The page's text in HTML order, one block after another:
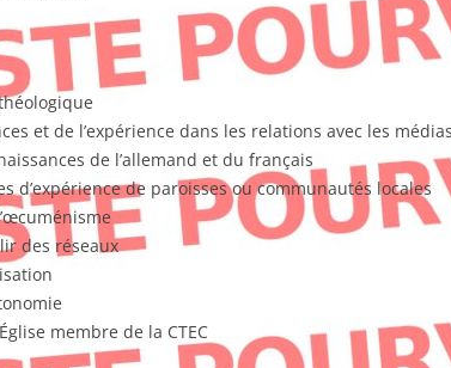
et de l’expérience dans les relations avec les
de l’allemand et du français
d’expérience de paroisses ou communautés locales
des réseaux
membre de la CTEC